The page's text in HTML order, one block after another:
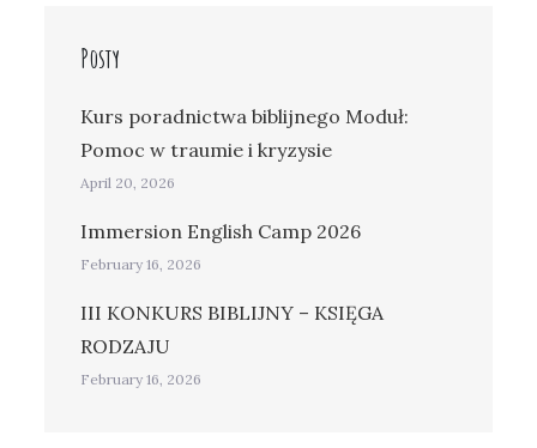
Posty
Kurs poradnictwa biblijnego Moduł:
Pomoc w traumie i kryzysie
April 20, 2026
Immersion English Camp 2026
February 16, 2026
III KONKURS BIBLIJNY – KSIĘGA
RODZAJU
February 16, 2026